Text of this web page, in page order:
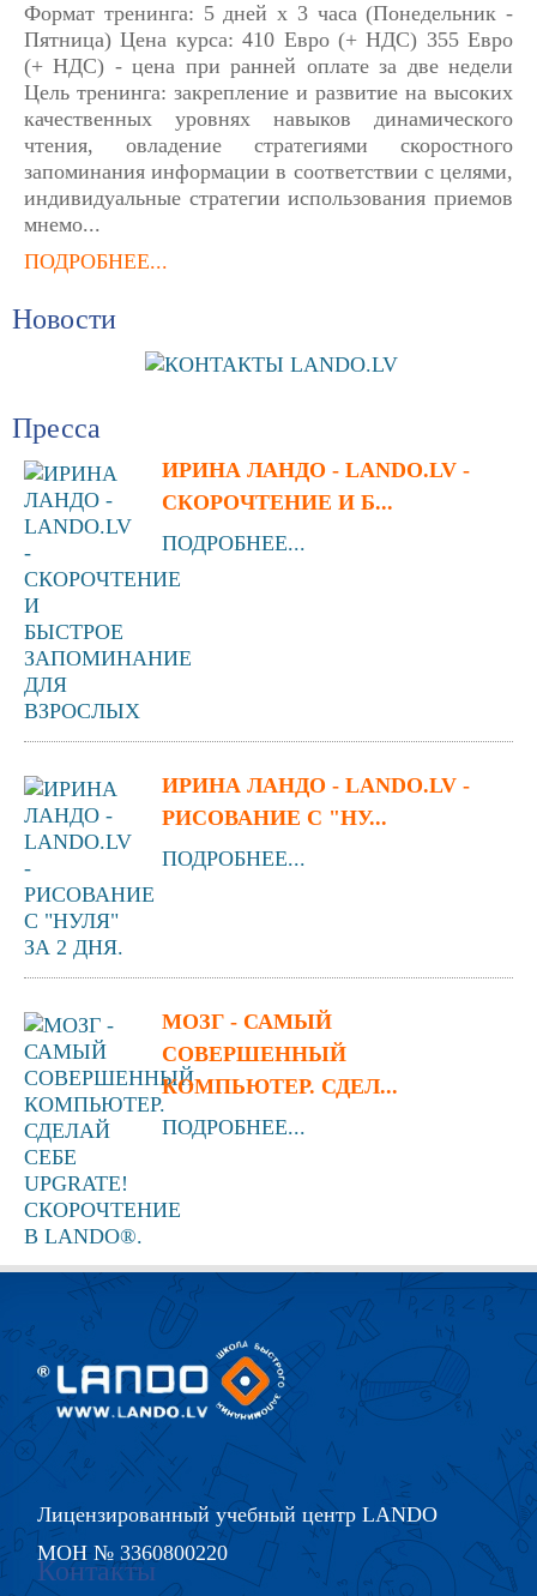
Формат тренинга: 5 дней х 3 часа (Понедельник -
Пятница) Цена курса: 410 Евро (+ НДС) 355 Евро
(+ НДС) - цена при ранней оплате за две недели
Цель тренинга: закрепление и развитие на высоких
качественных уровнях навыков динамического
чтения, овладение стратегиями скоростного
запоминания информации в соответствии с целями,
индивидуальные стратегии использования приемов
мнемо...
ПОДРОБНЕЕ...
Новости
Пресса
ИРИНА ЛАНДО - LANDO.LV -
СКОРОЧТЕНИЕ И Б...
ПОДРОБНЕЕ...
ИРИНА ЛАНДО - LANDO.LV -
РИСОВАНИЕ С "НУ...
ПОДРОБНЕЕ...
МОЗГ - САМЫЙ
СОВЕРШЕННЫЙ
КОМПЬЮТЕР. СДЕЛ...
ПОДРОБНЕЕ...
Лицензированный учебный центр LANDO
МОН № 3360800220
Контакты